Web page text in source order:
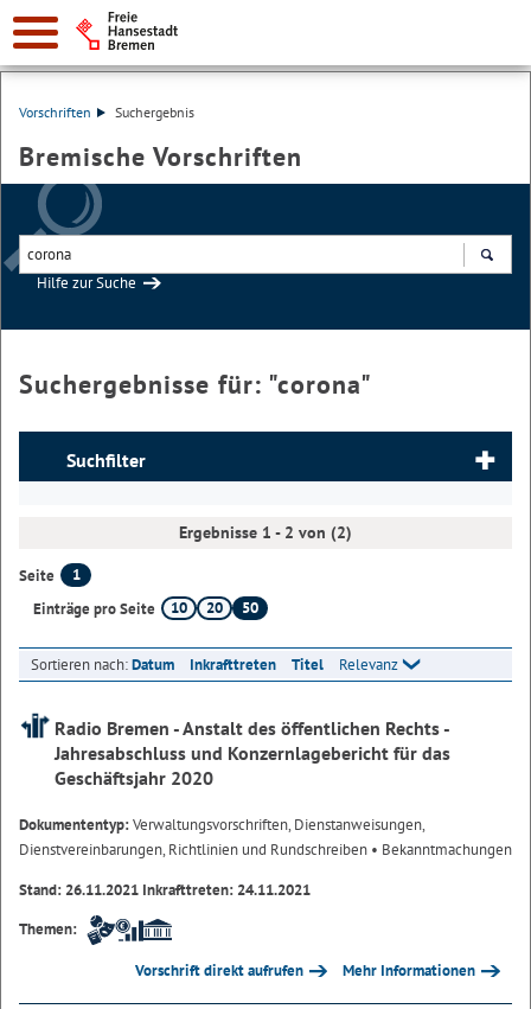
Vorschriften Suchergebnis
Bremische Vorschriften
Hilfe zur Suche
Suchergebnisse für: "corona"
Suchfilter
Ergebnisse 1 - 2 von (2)
Seite
1
Einträge pro Seite
10 20 50
Sortieren nach:Datum Inkrafttreten Titel Relevanz
Radio Bremen - Anstalt des öffentlichen Rechts -
Jahresabschluss und Konzernlagebericht für das
Geschäftsjahr 2020
Dokumententyp:Verwaltungsvorschriften, Dienstanweisungen,
Dienstvereinbarungen, Richtlinien und Rundschreiben • Bekanntmachungen
Stand: 26.11.2021 Inkrafttreten: 24.11.2021
Themen:
Vorschrift direkt aufrufen Mehr Informationen